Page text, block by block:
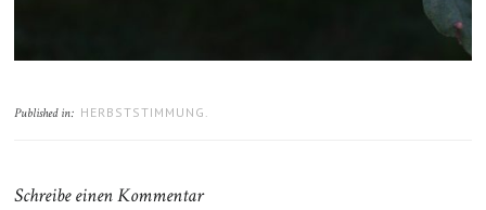
Published in: HERBSTSTIMMUNG.
Schreibe einen Kommentar